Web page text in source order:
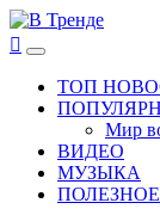
Перейти
к
содержимому
В Тренде
Самые свежие
Основное
менюТОП
Мир
ВИДЕО
МУЗЫКА
ПОЛЕЗНОЕ